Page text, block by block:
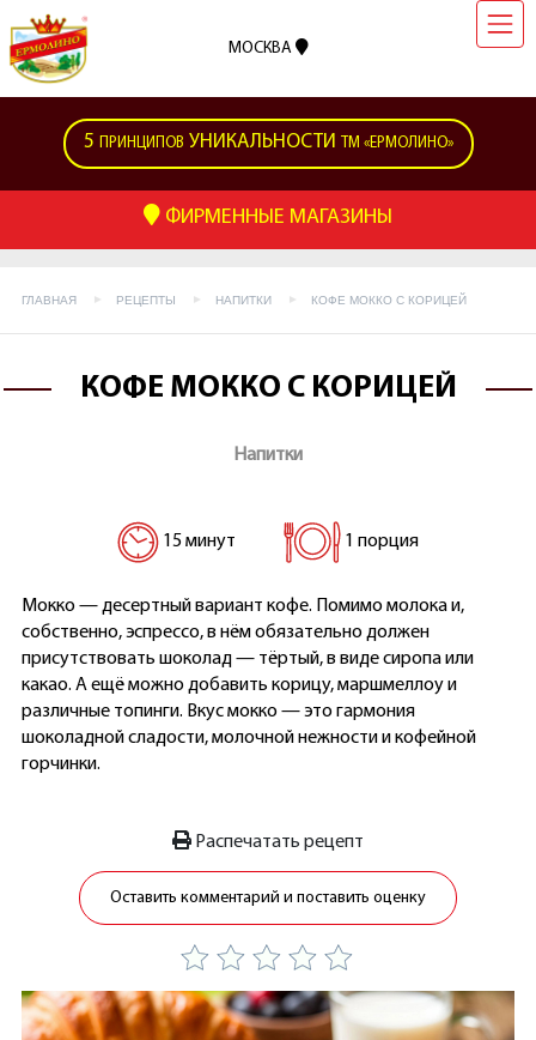
МОСКВА
5 ПРИНЦИПОВ УНИКАЛЬНОСТИ ТМ «ЕРМОЛИНО»
ФИРМЕННЫЕ МАГАЗИНЫ
ГЛАВНАЯ РЕЦЕПТЫ НАПИТКИ КОФЕ МОККО С КОРИЦЕЙ
КОФЕ МОККО С КОРИЦЕЙ
Напитки
15 минут 1 порция
Мокко — десертный вариант кофе. Помимо молока и,
собственно, эспрессо, в нём обязательно должен
присутствовать шоколад — тёртый, в виде сиропа или
какао. А ещё можно добавить корицу, маршмеллоу и
различные топинги. Вкус мокко — это гармония
шоколадной сладости, молочной нежности и кофейной
горчинки.
Распечатать рецепт
Оставить комментарий и поставить оценку